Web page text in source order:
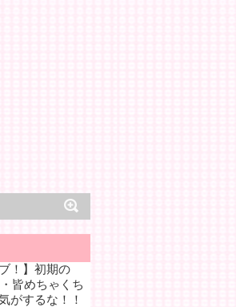
！】初期の
皆めちゃくち
がするな！！